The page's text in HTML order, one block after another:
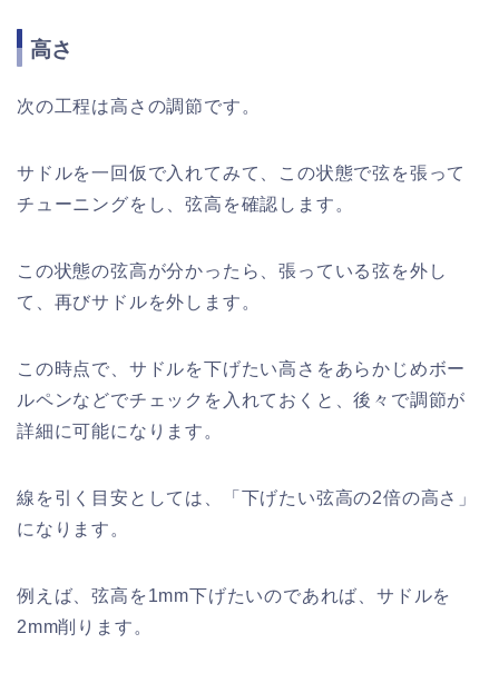
高さ
次の工程は高さの調節です。
サドルを一回仮で入れてみて、この状態で弦を張って
チューニングをし、弦高を確認します。
この状態の弦高が分かったら、張っている弦を外し
て、再びサドルを外します。
この時点で、サドルを下げたい高さをあらかじめボー
ルペンなどでチェックを入れておくと、後々で調節が
詳細に可能になります。
線を引く目安としては、「下げたい弦高の2倍の高さ」
になります。
例えば、弦高を1mm下げたいのであれば、サドルを
2mm削ります。